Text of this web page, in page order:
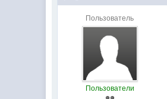
Пользователь
Пользователи